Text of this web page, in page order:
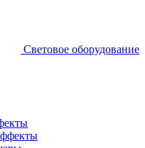
Световое оборудование